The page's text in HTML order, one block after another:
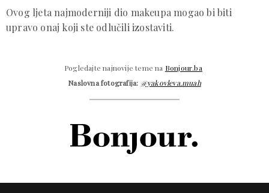
Ovog ljeta najmoderniji dio makeupa mogao bi biti
upravo onaj koji ste odlučili izostaviti.
Pogledajte najnovije teme na Bonjour.ba
Naslovna fotografija: @yakovleva.muah